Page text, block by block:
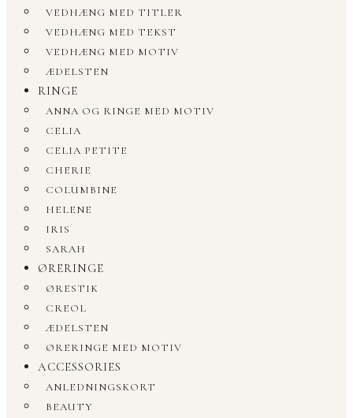
VEDHÆNG MED TITLER
VEDHÆNG MED TEKST
VEDHÆNG MED MOTIV
ÆDELSTEN
RINGE
ANNA OG RINGE MED MOTIV
CELIA
CELIA PETITE
CHERIE
COLUMBINE
HELENE
IRIS
SARAH
ØRERINGE
ØRESTIK
CREOL
ÆDELSTEN
ØRERINGE MED MOTIV
ACCESSORIES
ANLEDNINGSKORT
BEAUTY